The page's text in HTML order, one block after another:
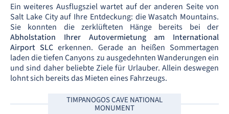
Ein weiteres Ausflugsziel wartet auf der anderen Seite von
Salt Lake City auf Ihre Entdeckung: die Wasatch Mountains.
Sie konnten die zerklüfteten Hänge bereits bei der
Abholstation Ihrer Autovermietung am International
Airport SLCerkennen. Gerade an heißen Sommertagen
laden die tiefen Canyons zu ausgedehnten Wanderungen ein
und sind daher beliebte Ziele für Urlauber. Allein deswegen
lohnt sich bereits das Mieten eines Fahrzeugs.
TIMPANOGOS CAVE NATIONAL
MONUMENT